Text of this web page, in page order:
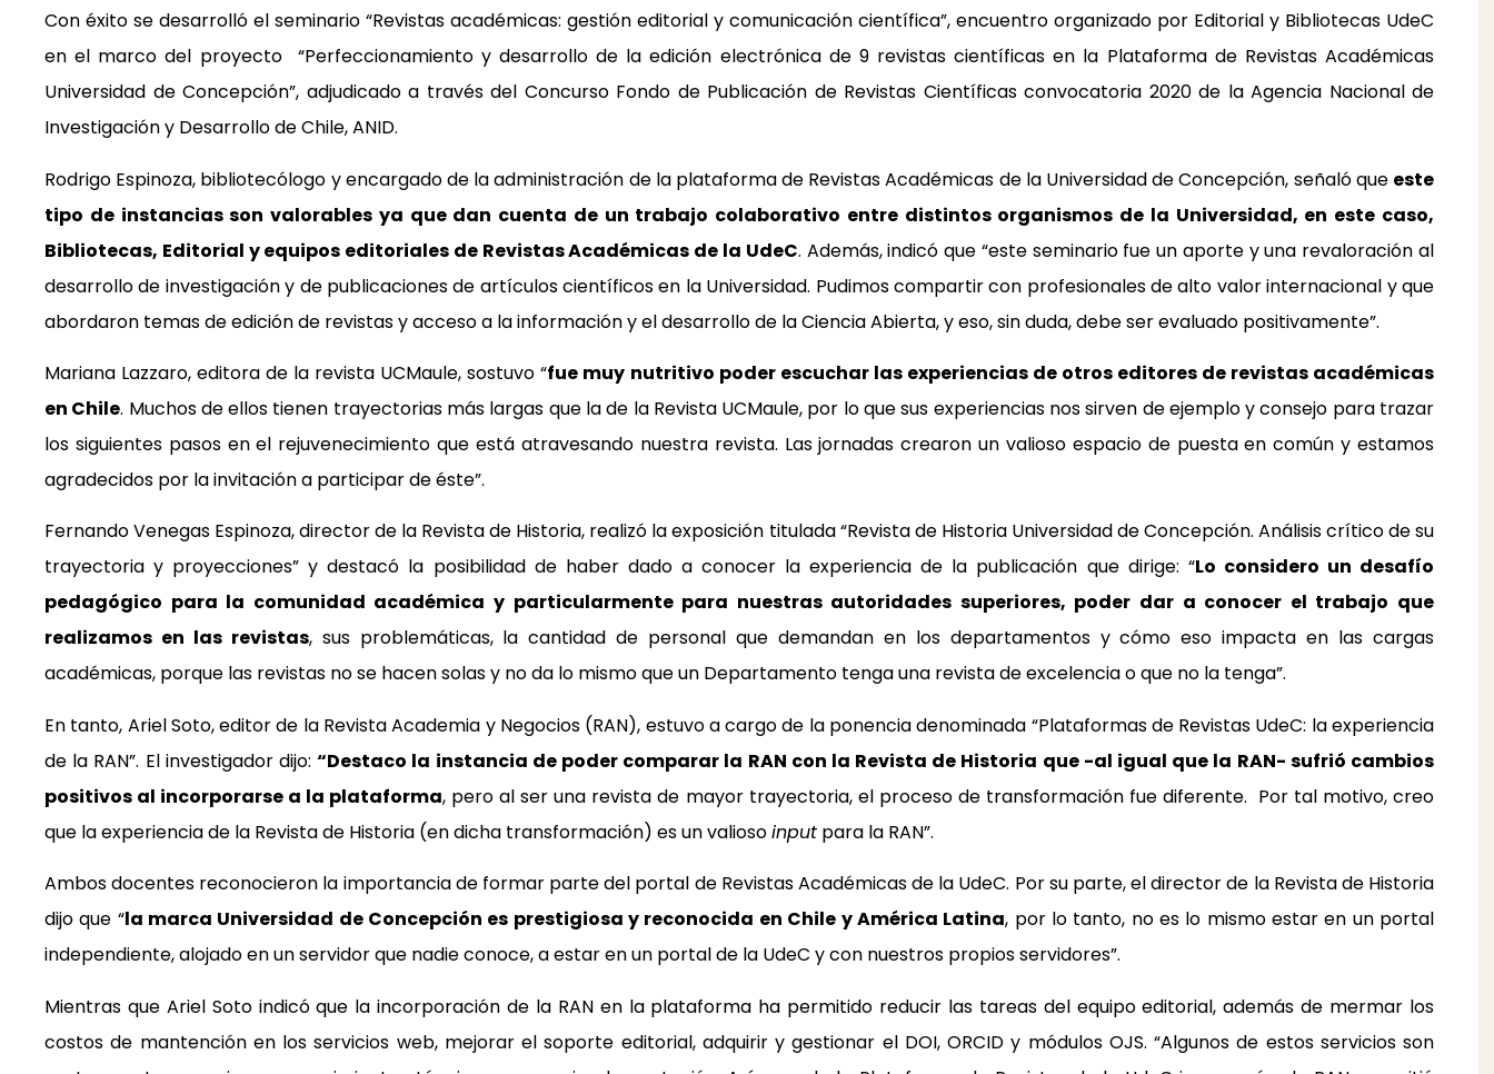
Con éxito se desarrolló el seminario “Revistas académicas: gestión editorial y comunicación científica”, encuentro organizado por Editorial y Bibliotecas UdeC
en el marco del proyecto “Perfeccionamiento y desarrollo de la edición electrónica de 9 revistas científicas en la Plataforma de Revistas Académicas
Universidad de Concepción”, adjudicado a través del Concurso Fondo de Publicación de Revistas Científicas convocatoria 2020 de la Agencia Nacional de
Investigación y Desarrollo de Chile, ANID.
Rodrigo Espinoza, bibliotecólogo y encargado de la administración de la plataforma de Revistas Académicas de la Universidad de Concepción, señaló que este
tipo de instancias son valorables ya que dan cuenta de un trabajo colaborativo entre distintos organismos de la Universidad, en este caso,
Bibliotecas, Editorial y equipos editoriales de Revistas Académicas de la UdeC. Además, indicó que “este seminario fue un aporte y una revaloración al
desarrollo de investigación y de publicaciones de artículos científicos en la Universidad. Pudimos compartir con profesionales de alto valor internacional y que
abordaron temas de edición de revistas y acceso a la información y el desarrollo de la Ciencia Abierta, y eso, sin duda, debe ser evaluado positivamente”.
Mariana Lazzaro, editora de la revista UCMaule, sostuvo “fue muy nutritivo poder escuchar las experiencias de otros editores de revistas académicas
en Chile. Muchos de ellos tienen trayectorias más largas que la de la Revista UCMaule, por lo que sus experiencias nos sirven de ejemplo y consejo para trazar
los siguientes pasos en el rejuvenecimiento que está atravesando nuestra revista. Las jornadas crearon un valioso espacio de puesta en común y estamos
agradecidos por la invitación a participar de éste”.
Fernando Venegas Espinoza, director de la Revista de Historia, realizó la exposición titulada “Revista de Historia Universidad de Concepción. Análisis crítico de su
trayectoria y proyecciones” y destacó la posibilidad de haber dado a conocer la experiencia de la publicación que dirige: “Lo considero un desafío
pedagógico para la comunidad académica y particularmente para nuestras autoridades superiores, poder dar a conocer el trabajo que
realizamos en las revistas, sus problemáticas, la cantidad de personal que demandan en los departamentos y cómo eso impacta en las cargas
académicas, porque las revistas no se hacen solas y no da lo mismo que un Departamento tenga una revista de excelencia o que no la tenga”.
En tanto, Ariel Soto, editor de la Revista Academia y Negocios (RAN), estuvo a cargo de la ponencia denominada “Plataformas de Revistas UdeC: la experiencia
de la RAN”. El investigador dijo:“Destaco la instancia de poder comparar la RAN con la Revista de Historia que -al igual que la RAN- sufrió cambios
positivos al incorporarse a la plataforma, pero al ser una revista de mayor trayectoria, el proceso de transformación fue diferente. Por tal motivo, creo
que la experiencia de la Revista de Historia (en dicha transformación) es un valiosoinput para la RAN”.
Ambos docentes reconocieron la importancia de formar parte del portal de Revistas Académicas de la UdeC. Por su parte, el director de la Revista de Historia
dijo que “la marca Universidad de Concepción es prestigiosa y reconocida en Chile y América Latina, por lo tanto, no es lo mismo estar en un portal
independiente, alojado en un servidor que nadie conoce, a estar en un portal de la UdeC y con nuestros propios servidores”.
Mientras que Ariel Soto indicó que la incorporación de la RAN en la plataforma ha permitido reducir las tareas del equipo editorial, además de mermar los
costos de mantención en los servicios web, mejorar el soporte editorial, adquirir y gestionar el DOI, ORCID y módulos OJS. “Algunos de estos servicios son